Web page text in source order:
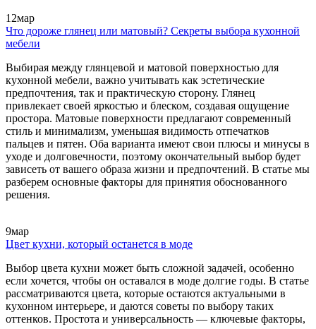
12мар
Что дороже глянец или матовый? Секреты выбора кухонной
мебели
Выбирая между глянцевой и матовой поверхностью для
кухонной мебели, важно учитывать как эстетические
предпочтения, так и практическую сторону. Глянец
привлекает своей яркостью и блеском, создавая ощущение
простора. Матовые поверхности предлагают современный
стиль и минимализм, уменьшая видимость отпечатков
пальцев и пятен. Оба варианта имеют свои плюсы и минусы в
уходе и долговечности, поэтому окончательный выбор будет
зависеть от вашего образа жизни и предпочтений. В статье мы
разберем основные факторы для принятия обоснованного
решения.
9мар
Цвет кухни, который останется в моде
Выбор цвета кухни может быть сложной задачей, особенно
если хочется, чтобы он оставался в моде долгие годы. В статье
рассматриваются цвета, которые остаются актуальными в
кухонном интерьере, и даются советы по выбору таких
оттенков. Простота и универсальность — ключевые факторы,